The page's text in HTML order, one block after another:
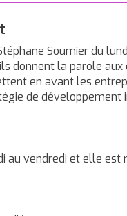
Soumier du
donnent la parole
en avant les
de développement
au vendredi et elle est